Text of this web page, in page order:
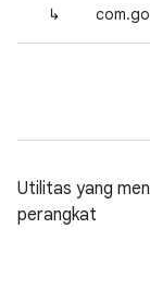
↳
Utilitas yang
perangkat